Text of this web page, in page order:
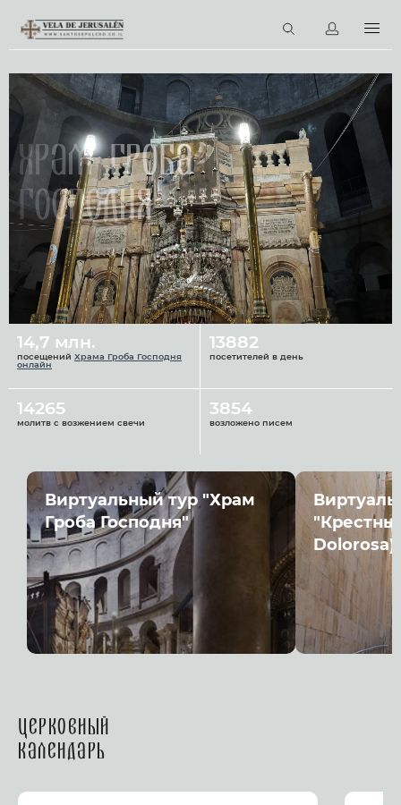
Виртуальные туры
Библиотека
Наши святыни
Новости
Церковный календарь
RU
Храм Гроба
Господня
14,7 млн.
посещений Храма Гроба Господня
онлайн
13882
посетителей в день
14265
молитв с возжением свечи
3854
возложено писем
Виртуальный тур "Храм
Гроба Господня"
Dolorosa)"
Церковный
календарь